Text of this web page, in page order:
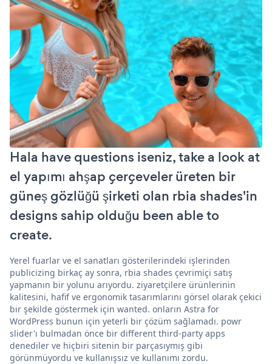
Hala have questions iseniz, take a look at
el yapımı ahşap çerçeveler üreten bir
güneş gözlüğü şirketi olan rbia shades'in
designs sahip olduğu been able to
create.
Yerel fuarlar ve el sanatları gösterilerindeki işlerinden
publicizing birkaç ay sonra, rbia shades çevrimiçi satış
yapmanın bir yolunu arıyordu. ziyaretçilere ürünlerinin
kalitesini, hafif ve ergonomik tasarımlarını görsel olarak çekici
bir şekilde göstermek için wanted. onların Astra for
WordPress bunun için yeterli bir çözüm sağlamadı. powr
slider'ı bulmadan önce bir different third-party apps
denediler ve hiçbiri sitenin bir parçasıymış gibi
görünmüyordu ve kullanışsız ve kullanımı zordu.